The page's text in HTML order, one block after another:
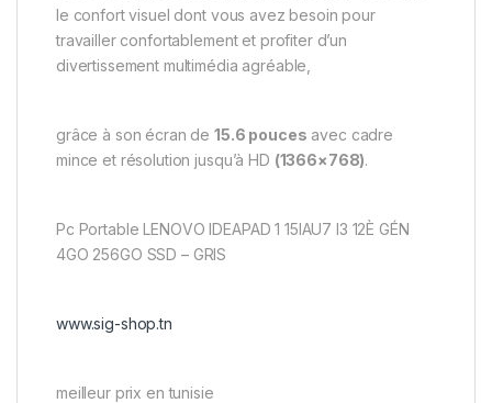
le confort visuel dont vous avez besoin pour
travailler confortablement et profiter d’un
divertissement multimédia agréable,
grâce à son écran de15.6 pouces avec cadre
mince et résolution jusqu’à HD (1366×768).
Pc Portable LENOVO IDEAPAD 1 15IAU7 I3 12È GÉN
4GO 256GO SSD – GRIS
www.sig-shop.tn
meilleur prix en tunisie